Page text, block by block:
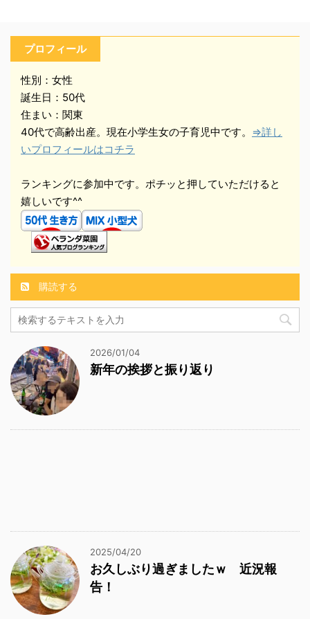
プロフィール
性別：女性
誕生日：50代
住まい：関東
40代で高齢出産。現在小学生女の子育児中です。 ⇒詳し
いプロフィールはコチラ
ランキングに参加中です。ポチッと押していただけると
嬉しいです^^
購読する
2026/01/04
新年の挨拶と振り返り
2025/04/20
お久しぶり過ぎましたｗ 近況報
告！